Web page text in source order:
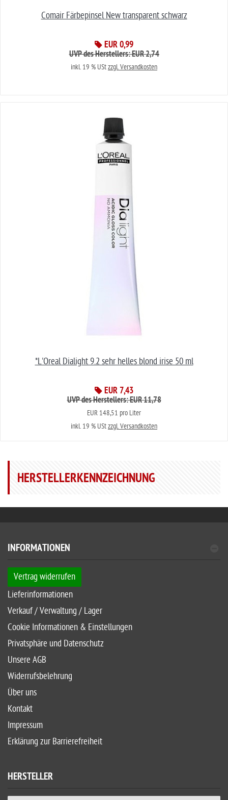
Comair Färbepinsel New transparent schwarz
EUR 0,99
UVP des Herstellers: EUR 2,74
inkl. 19 % UStzzgl. Versandkosten
*L'Oreal Dialight 9.2 sehr helles blond irise 50 ml
EUR 7,43
UVP des Herstellers: EUR 11,78
EUR 148,51 pro Liter
inkl. 19 % UStzzgl. Versandkosten
HERSTELLERKENNZEICHNUNG
INFORMATIONEN
Vertrag widerrufen
Lieferinformationen
Verkauf / Verwaltung / Lager
Cookie Informationen & Einstellungen
Privatsphäre und Datenschutz
Unsere AGB
Widerrufsbelehrung
Über uns
Kontakt
Impressum
Erklärung zur Barrierefreiheit
HERSTELLER